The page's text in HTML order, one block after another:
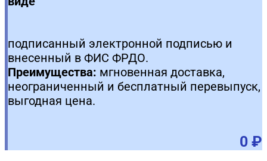
подписанный электронной подписью и
внесенный в ФИС ФРДО.
Преимущества: мгновенная доставка,
неограниченный и бесплатный перевыпуск,
выгодная цена.
0 ₽